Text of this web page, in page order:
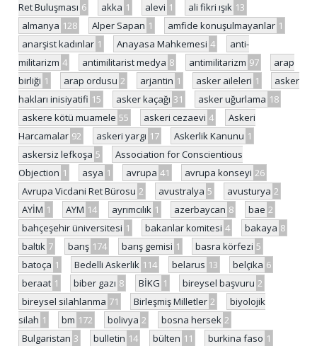
Ret Buluşması 6 akka 1 alevi 1 ali fikri ışık 13
almanya 128 Alper Sapan 1 amfide konuşulmayanlar 1
anarşist kadınlar 1 Anayasa Mahkemesi 4
anti-
militarizm 4 antimilitarist medya 8 antimilitarizm 97
arap
birliği 1 arap ordusu 2 arjantin 1 asker aileleri 1
asker
hakları inisiyatifi 15 asker kaçağı 31 asker uğurlama 18
askere kötü muamele 55 askeri cezaevi 4
Askeri
Harcamalar 92 askeri yargı 17 Askerlik Kanunu 1
askersiz lefkoşa 5
Association for Conscientious
Objection 1 asya 1 avrupa 41 avrupa konseyi 26
Avrupa Vicdani Ret Bürosu 2 avustralya 5 avusturya 2
AYİM 1 AYM 14 ayrımcılık 1 azerbaycan 8 bae 2
bahçeşehir üniversitesi 1 bakanlar komitesi 4 bakaya 8
baltık 7 barış 174 barış gemisi 1 basra körfezi 5
batoça 1 Bedelli Askerlik 114 belarus 13 belçika 6
beraat 1 biber gazı 8 BİKG 1 bireysel başvuru 2
bireysel silahlanma 71 Birleşmiş Milletler 2
biyolojik
silah 1 bm 172 bolivya 2 bosna hersek 2
Bulgaristan 3 bulletin 14 bülten 11 burkina faso 1